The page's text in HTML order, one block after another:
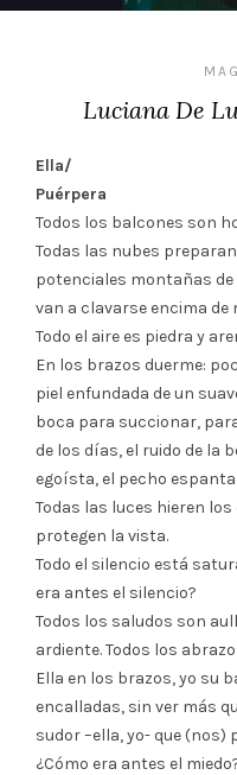
Luciana De
Ella/
Puérpera
Todos los balcones son
Todas las nubes
potenciales montañas
van a clavarse encima de
Todo el aire es piedra y
En los brazos duerme:
piel enfundada de un
boca para succionar,
de los días, el ruido de la
egoísta, el pecho
Todas las luces hieren
protegen la vista.
Todo el silencio está
era antes el silencio?
Todos los saludos son
ardiente. Todos los
Ella en los brazos, yo su
encalladas, sin ver más
sudor –ella, yo- que (nos)
¿Cómo era antes el